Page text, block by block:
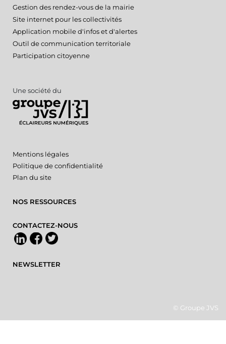
Gestion des rendez-vous de la mairie
Site internet pour les collectivités
Application mobile d'infos et d'alertes
Outil de communication territoriale
Participation citoyenne
Une société du
Mentions légales
Politique de confidentialité
Plan du site
NOS RESSOURCES
CONTACTEZ-NOUS
NEWSLETTER
© Groupe JVS